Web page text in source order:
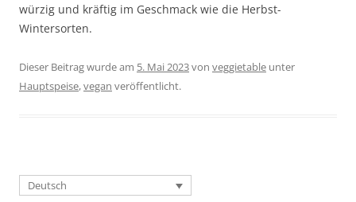
würzig und kräftig im Geschmack wie die Herbst-
Wintersorten.
Dieser Beitrag wurde am 5. Mai 2023von veggietable unter
Hauptspeise,vegan veröffentlicht.
Deutsch